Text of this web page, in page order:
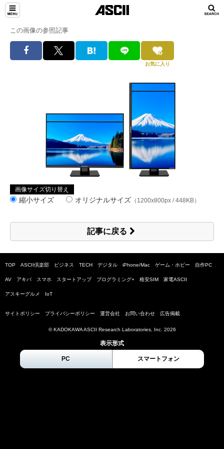
この画像の参照記事
お気に入り
画像サイズ切り替え
縮小サイズ オリジナルサイズ （1200x800px / 448KB）
記事に戻る
TOP ASCII倶楽部 ビジネス TECH デジタル iPhone/Mac ゲーム・ホビー 自作PC
AV アキバ スマホ スタートアップ プログラミング+ 格安SIM 家電ASCII
アスキーグルメ IoT
サイトポリシー プライバシーポリシー 運営会社 お問い合わせ 広告掲載
© KADOKAWA ASCII Research Laboratories, Inc. 2026
表示形式
PC スマートフォン